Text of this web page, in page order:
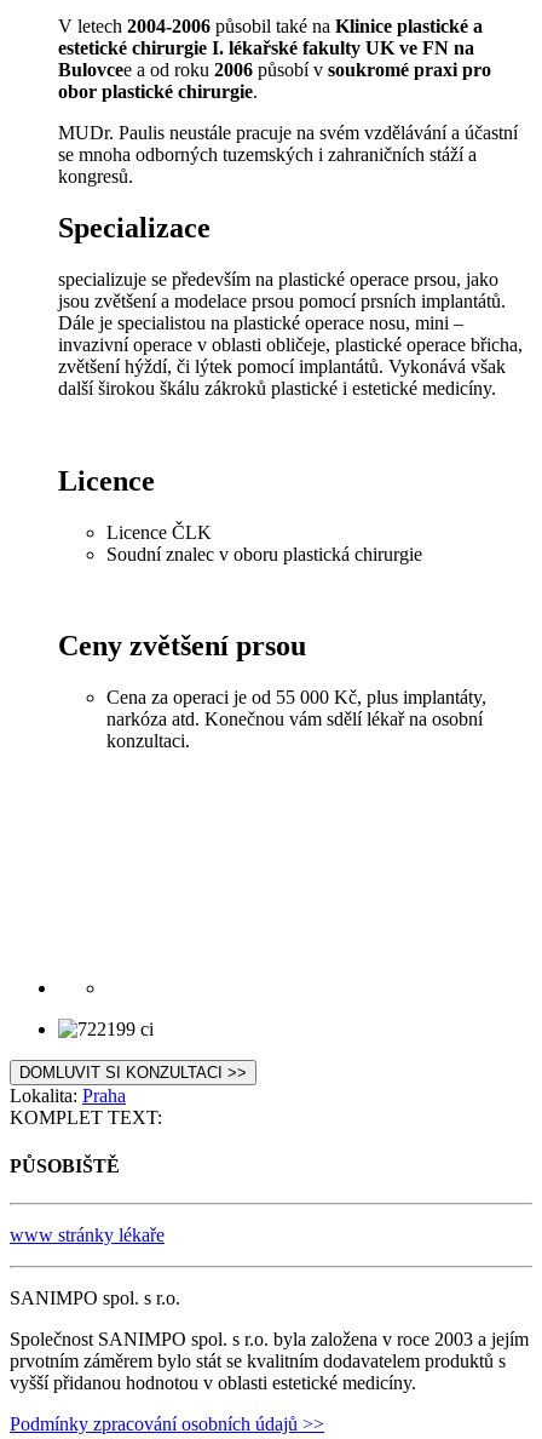
V letech 2004-2006 působil také na Klinice plastické a
estetické chirurgie I. lékařské fakulty UK ve FN na
Bulovcee a od roku 2006 působí v soukromé praxi pro
obor plastické chirurgie.
MUDr. Paulis neustále pracuje na svém vzdělávání a účastní
se mnoha odborných tuzemských i zahraničních stáží a
kongresů.
Specializace
specializuje se především na plastické operace prsou, jako
jsou zvětšení a modelace prsou pomocí prsních implantátů.
Dále je specialistou na plastické operace nosu, mini –
invazivní operace v oblasti obličeje, plastické operace břicha,
zvětšení hýždí, či lýtek pomocí implantátů. Vykonává však
další širokou škálu zákroků plastické i estetické medicíny.
Licence
Licence ČLK
Soudní znalec v oboru plastická chirurgie
Ceny zvětšení prsou
Cena za operaci je od 55 000 Kč, plus implantáty,
narkóza atd. Konečnou vám sdělí lékař na osobní
konzultaci.
DOMLUVIT SI KONZULTACI >>
Lokalita: Praha
KOMPLET TEXT:
PŮSOBIŠTĚ
www stránky lékaře
SANIMPO spol. s r.o.
Společnost SANIMPO spol. s r.o. byla založena v roce 2003 a jejím
prvotním záměrem bylo stát se kvalitním dodavatelem produktů s
vyšší přidanou hodnotou v oblasti estetické medicíny.
Podmínky zpracování osobních údajů >>